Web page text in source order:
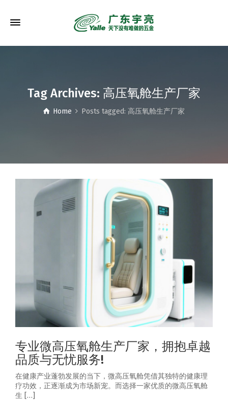
Tag Archives: 高压氧舱生产厂家
Home Posts tagged: 高压氧舱生产厂家
专业微高压氧舱生产厂家，拥抱卓越
品质与无忧服务!
在健康产业蓬勃发展的当下，微高压氧舱凭借其独特的健康理
疗功效，正逐渐成为市场新宠。而选择一家优质的微高压氧舱
生 […]